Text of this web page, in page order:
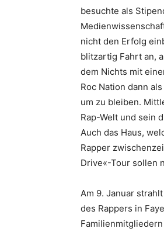
besuchte als
nicht den Erfolg
blitzartig Fahrt an,
dem Nichts mit
Roc Nation dann
um zu bleiben.
Rap-Welt und sein
Auch das Haus,
Rapper
Drive«-Tour sollen
Am 9. Januar
des Rappers in